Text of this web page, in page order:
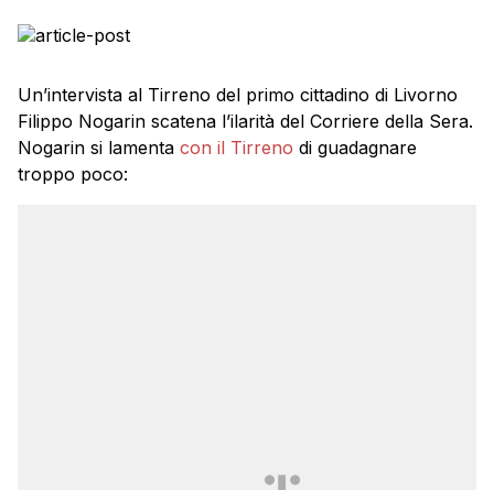
rendete conto? Il vostro sindaco guadagna […]
Un’intervista al Tirreno del primo cittadino di Livorno
Filippo Nogarin scatena l’ilarità del Corriere della Sera.
Nogarin si lamenta con il Tirreno di guadagnare
troppo poco: